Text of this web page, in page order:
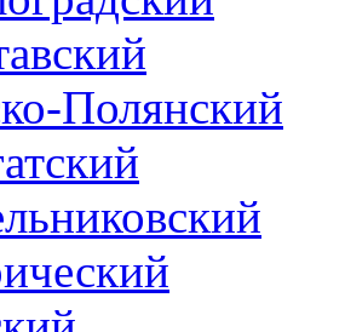
Полянский